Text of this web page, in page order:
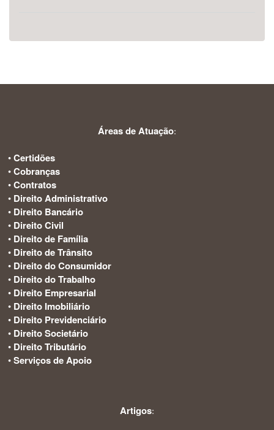
Áreas de Atuação:
•Certidões
•Cobranças
•Contratos
• Direito Administrativo
• Direito Bancário
• Direito Civil
• Direito de Família
• Direito de Trânsito
• Direito do Consumidor
• Direito do Trabalho
• Direito Empresarial
• Direito Imobiliário
• Direito Previdenciário
• Direito Societário
• Direito Tributário
•Serviços de Apoio
Artigos: